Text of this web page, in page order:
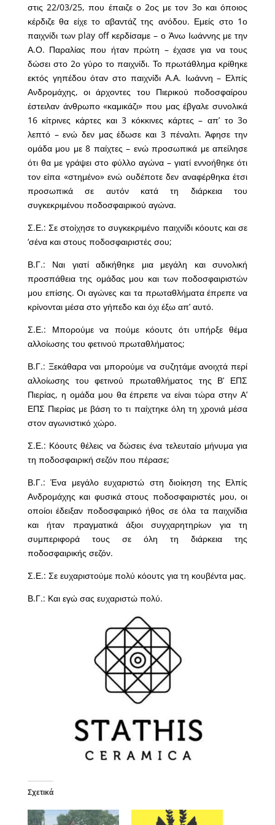
στις 22/03/25, που έπαιζε ο 2ος με τον 3ο και όποιος
κέρδιζε θα είχε το αβαντάζ της ανόδου. Εμείς στο 1ο
παιχνίδι των play off κερδίσαμε – ο Άνω Ιωάννης με την
Α.Ο. Παραλίας που ήταν πρώτη – έχασε για να τους
δώσει στο 2ο γύρο το παιχνίδι. Το πρωτάθλημα κρίθηκε
εκτός γηπέδου όταν στο παιχνίδι Α.Α. Ιωάννη – Ελπίς
Ανδρομάχης, οι άρχοντες του Πιερικού ποδοσφαίρου
έστειλαν άνθρωπο «καμικάζι» που μας έβγαλε συνολικά
16 κίτρινες κάρτες και 3 κόκκινες κάρτες – απ’ το 3ο
λεπτό – ενώ δεν μας έδωσε και 3 πέναλτι. Άφησε την
ομάδα μου με 8 παίχτες – ενώ προσωπικά με απείλησε
ότι θα με γράψει στο φύλλο αγώνα – γιατί εννοήθηκε ότι
τον είπα «στημένο» ενώ ουδέποτε δεν αναφέρθηκα έτσι
προσωπικά σε αυτόν κατά τη διάρκεια του
συγκεκριμένου ποδοσφαιρικού αγώνα.
Σ.Ε.: Σε στοίχησε το συγκεκριμένο παιχνίδι κόουτς και σε
‘σένα και στους ποδοσφαιριστές σου;
Β.Γ.: Ναι γιατί αδικήθηκε μια μεγάλη και συνολική
προσπάθεια της ομάδας μου και των ποδοσφαιριστών
μου επίσης. Οι αγώνες και τα πρωταθλήματα έπρεπε να
κρίνονται μέσα στο γήπεδο και όχι έξω απ’ αυτό.
Σ.Ε.: Μπορούμε να πούμε κόουτς ότι υπήρξε θέμα
αλλοίωσης του φετινού πρωταθλήματος;
Β.Γ.: Ξεκάθαρα ναι μπορούμε να συζητάμε ανοιχτά περί
αλλοίωσης του φετινού πρωταθλήματος της Β’ ΕΠΣ
Πιερίας, η ομάδα μου θα έπρεπε να είναι τώρα στην Α’
ΕΠΣ Πιερίας με βάση το τι παίχτηκε όλη τη χρονιά μέσα
στον αγωνιστικό χώρο.
Σ.Ε.: Κόουτς θέλεις να δώσεις ένα τελευταίο μήνυμα για
τη ποδοσφαιρική σεζόν που πέρασε;
Β.Γ.: Ένα μεγάλο ευχαριστώ στη διοίκηση της Ελπίς
Ανδρομάχης και φυσικά στους ποδοσφαιριστές μου, οι
οποίοι έδειξαν ποδοσφαιρικό ήθος σε όλα τα παιχνίδια
και ήταν πραγματικά άξιοι συγχαρητηρίων για τη
συμπεριφορά τους σε όλη τη διάρκεια της
ποδοσφαιρικής σεζόν.
Σ.Ε.: Σε ευχαριστούμε πολύ κόουτς για τη κουβέντα μας.
Β.Γ.: Και εγώ σας ευχαριστώ πολύ.
Σχετικά